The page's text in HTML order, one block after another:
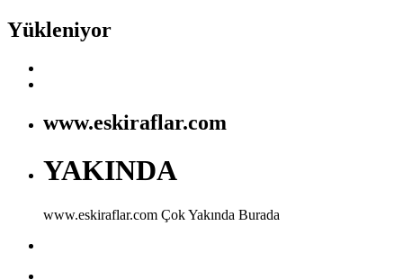
Yükleniyor
www.eskiraflar.com
YAKINDA
www.eskiraflar.com Çok Yakında Burada